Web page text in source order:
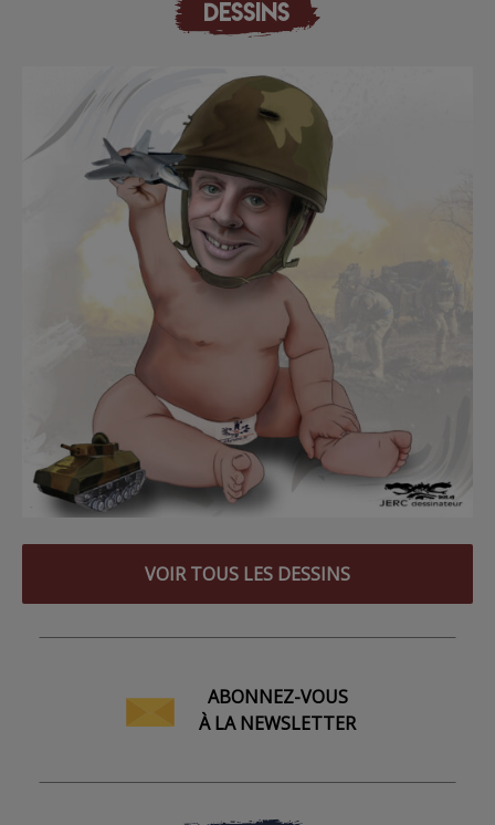
DESSINS
VOIR TOUS LES DESSINS
ABONNEZ-VOUS
À LA NEWSLETTER